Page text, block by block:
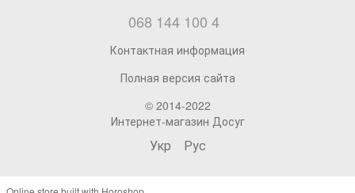
068 144 100 4
Контактная информация
Полная версия сайта
© 2014-2022
Интернет-магазин Досуг
Укр Рус